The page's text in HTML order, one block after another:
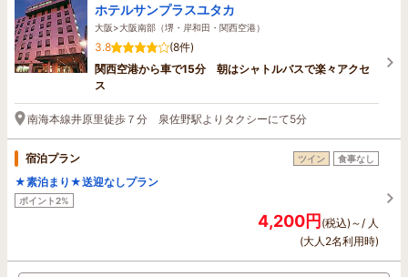
ホテルサンプラスユタカ
大阪>大阪南部（堺・岸和田・関西空港）
3.8
(8件)
関西空港から車で15分 朝はシャトルバスで楽々アクセ
ス
南海本線井原里徒歩７分 泉佐野駅よりタクシーにて5分
宿泊プラン ツイン 食事なし
★素泊まり★送迎なしプラン
ポイント2%
4,200円(税込)～/ 人
(大人2名利用時)